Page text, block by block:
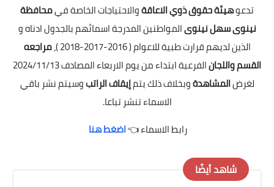
تدعوهيئة حقوق ذوي الاعاقةوالاحتياجات الخاصة فيمحافظة
نينوى سهل نينوىالمواطنين المدرجة اسمائهم بالجدول ادناه و
الذين لديهم قرارت طبية للاعوام ( 2016-2017-2018 )،
مراجعه
القسم واللجان
الفرعية ابتداء من يوم الاربعاء المصادف 2024/11/13
لغرضالمشاهدةوبخلاف ذلك يتمإيقاف الراتبوسيتم نشر باقي
الاسماء تنشر تباعا.
رابط الاسماء 👈اضغط هنا
شاهد أيضًا